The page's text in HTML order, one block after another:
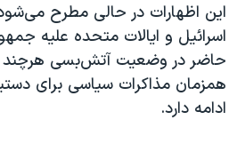
این اظهارات در حالی مطرح
اسرائیل و ایالات متحده علیه
حاضر در وضعیت آتش‌بسی هرچند
همزمان مذاکرات سیاسی برای
ادامه دارد.